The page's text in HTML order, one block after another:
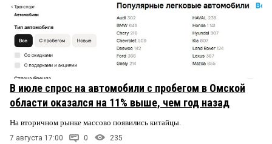
В июле спрос на автомобили с пробегом в Омской
области оказался на 11% выше, чем год назад
На вторичном рынке массово появились китайцы.
7 августа 17:00 0 235